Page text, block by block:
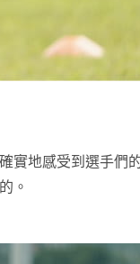
實地感受到選手們
。